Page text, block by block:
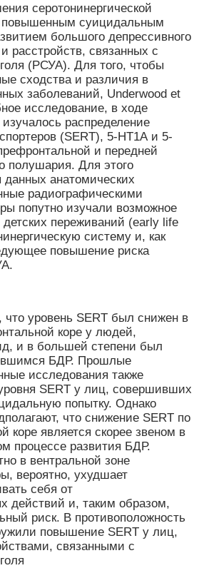
серотонинергической
повышенным суицидальным
большого депрессивного
расстройств, связанных с
(РСУА). Для того, чтобы
сходства и различия в
заболеваний, Underwood et
исследование, в ходе
распределение
(SERT), 5-HT1Аи 5-
и передней
полушария. Для этого
данных анатомических
радиографическими
попутно изучали возможное
переживаний (early life
систему и, как
повышение риска
уровень SERT был снижен в
коре у людей,
и в большей степени был
БДР. Прошлые
исследования также
SERT у лиц, совершивших
попытку. Однако
что снижение SERT по
коре является скорее звеном в
процессе развития БДР.
в вентральной зоне
вероятно, ухудшает
себя от
действий и, таким образом,
риск. В противоположность
повышение SERT у лиц,
связанными с